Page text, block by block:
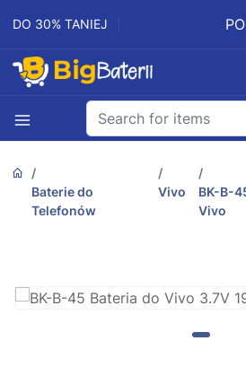
DO 30% TANIEJ
Baterie do
Telefonów
Vivo
BK-B-
Vivo